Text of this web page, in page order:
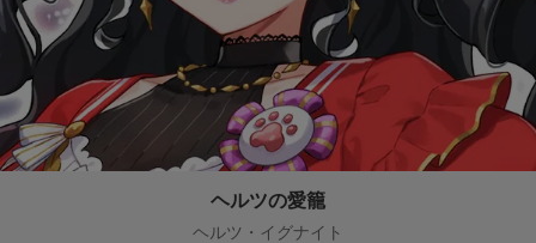
ヘルツの愛籠
ヘルツ・イグナイト